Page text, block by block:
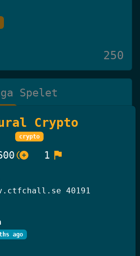
250
Spelet
Valv 2
Crypto
crypto
control_point_duplicate 1 flag
40191
ago